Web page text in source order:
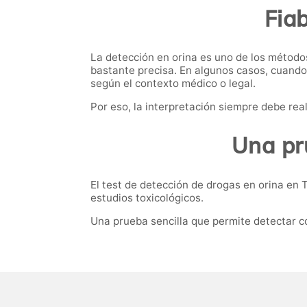
La detección en orina es uno de los
bastante precisa. En algunos casos,
según el contexto médico o legal.
Por eso, la interpretación siempre debe
Una
El test de detección de drogas en orina
estudios toxicológicos.
Una prueba sencilla que permite detectar